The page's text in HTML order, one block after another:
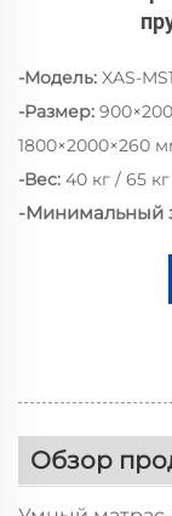
-Модель: XAS-
-Размер:
1800×2000×260
-Вес: 40 кг / 65
-Минимальный
Обзор